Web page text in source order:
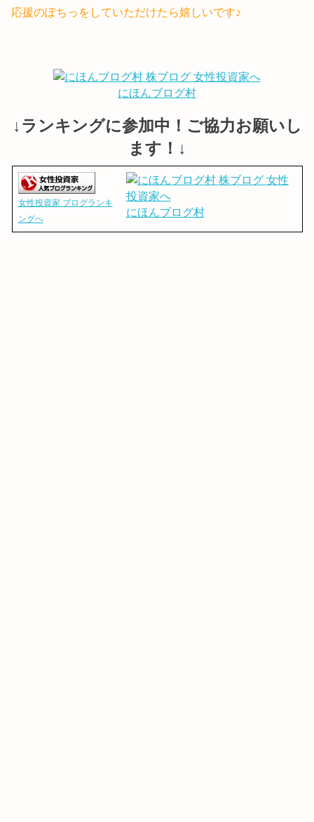
応援のぽちっをしていただけたら嬉しいです♪
にほんブログ村
↓ランキングに参加中！ご協力お願いし
ます！↓
女性投資家 ブログランキ
ングへ
にほんブログ村